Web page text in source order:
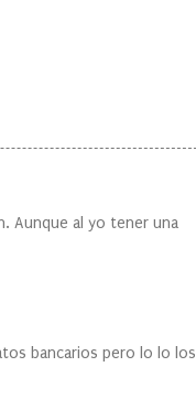
Aunque al yo tener una
bancarios pero lo lo los